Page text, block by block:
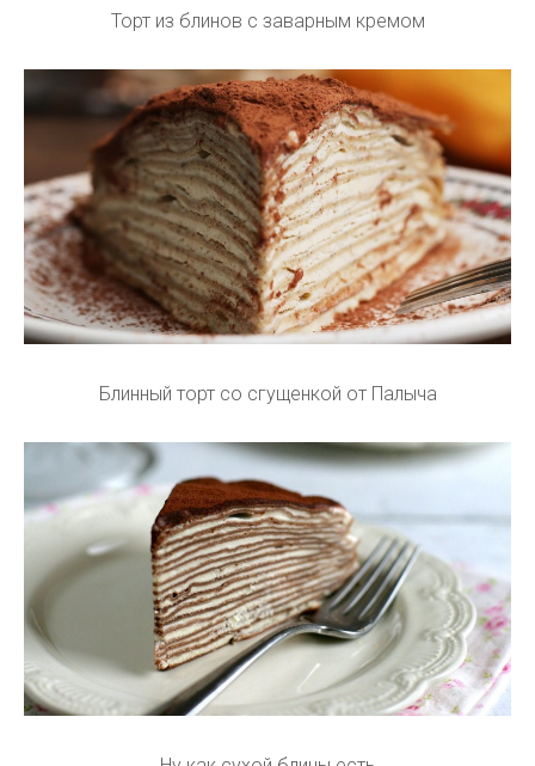
Торт из блинов с заварным кремом
Блинный торт со сгущенкой от Палыча